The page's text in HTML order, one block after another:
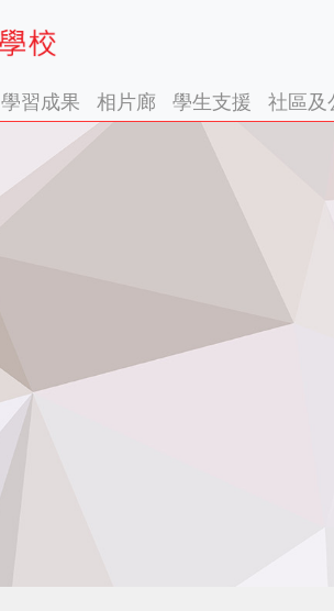
學習成果 相片廊 學生支援 社區及